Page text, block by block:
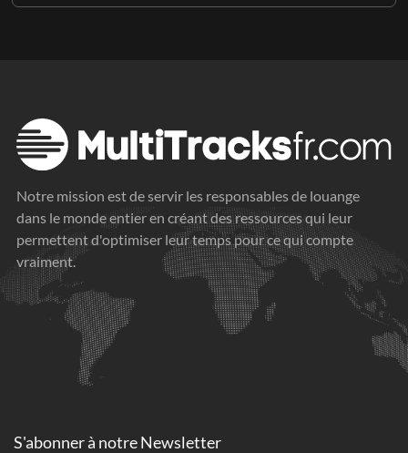
Notre mission est de servir les responsables de louange
dans le monde entier en créant des ressources qui leur
permettent d'optimiser leur temps pour ce qui compte
vraiment.
S'abonner à notre Newsletter